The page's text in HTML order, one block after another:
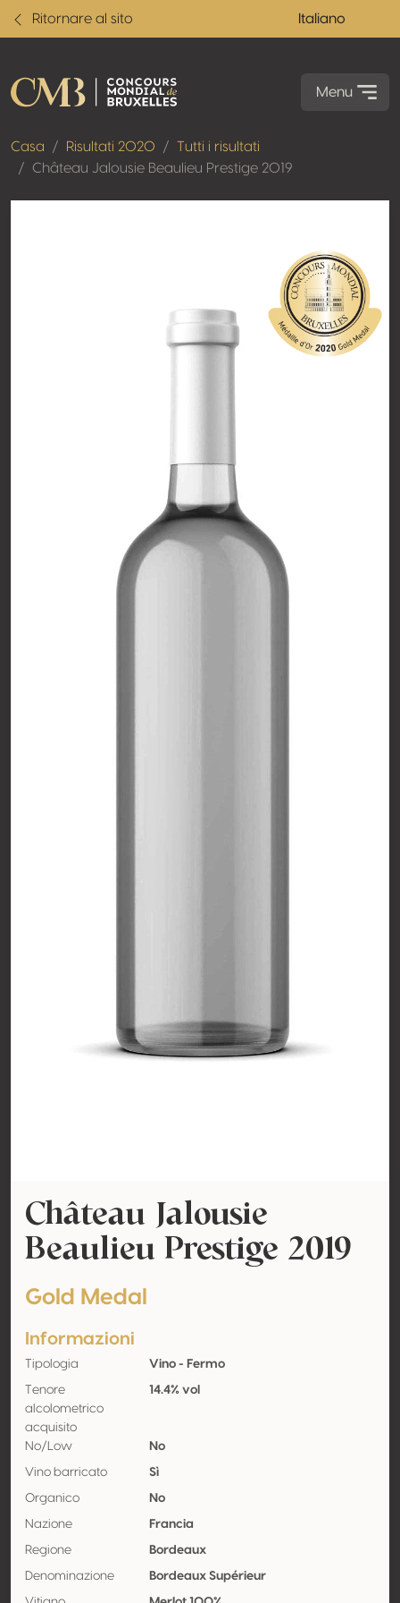
Ritornare al sito Italiano
Menu
Casa Risultati 2020
Tutti i risultati
Château Jalousie Beaulieu Prestige 2019
Château Jalousie
Beaulieu Prestige 2019
Gold Medal
Informazioni
Tipologia Vino - Fermo
Tenore
alcolometrico
acquisito
14.4% vol
No/Low No
Vino barricato Sì
Organico No
Nazione Francia
Regione Bordeaux
Denominazione Bordeaux Supérieur